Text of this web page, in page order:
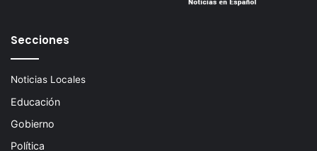
Secciones
Noticias Locales
Educación
Gobierno
Política